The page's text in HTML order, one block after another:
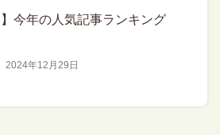
2024年12月29日
】今年の人気記事ランキング